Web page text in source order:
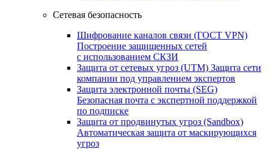
Сетевая безопасность
Шифрование каналов связи (ГОСТ VPN)
Построение защищенных сетей
с использованием СКЗИ
Защита от сетевых угроз (UTM) Защита сети
компании под управлением экспертов
Защита электронной почты (SEG)
Безопасная почта с экспертной поддержкой
по подписке
Защита от продвинутых угроз (Sandbox)
Автоматическая защита от маскирующихся
угроз